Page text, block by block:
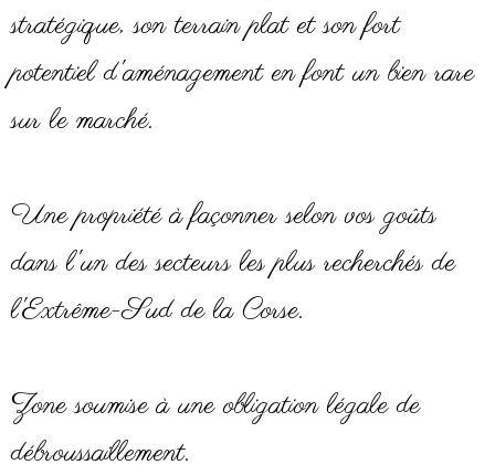
stratégique, son terrain plat et son fort
potentiel d'aménagement en font un bien rare
sur le marché.
Une propriété à façonner selon vos goûts
dans l'un des secteurs les plus recherchés de
l'Extrême-Sud de la Corse.
Zone soumise à une obligation légale de
débroussaillement.